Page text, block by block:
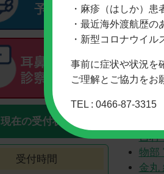
ホーム
診
◎当院の
吉村
物部
金丸
現在の受付状況
受付時間
・麻疹（はしか）
・最近海外渡航歴の
・新型コロナウイ
事前に症状や状況を
ご理解とご協力をお
TEL : 0466-87-3315